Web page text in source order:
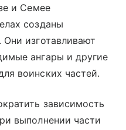
и Семее
созданы
изготавливают
ангары и другие
воинских частей.
зависимость
выполнении части